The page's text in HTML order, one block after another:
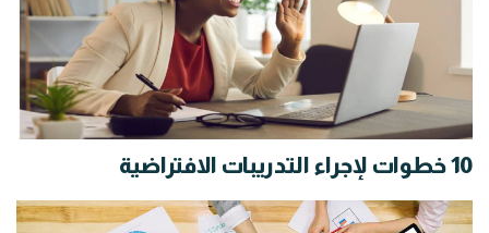
10 خطوات لإجراء التدريبات الافتراضية